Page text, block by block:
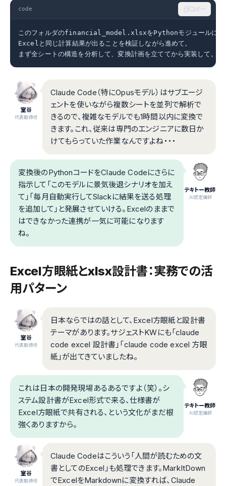
code コピー
このフォルダのfinancial_model.xlsxをPythonモジュールに変
Excelと同じ計算結果が出ることを検証しながら進めて。
まず全シートの構造を分析して、変換計画を立ててから実装して。
室谷
代表取締役
Claude Code（特にOpusモデル）はサブエージ
ェントを使いながら複数シートを並列で解析で
きるので、複雑なモデルでも1時間以内に変換で
きます。これ、従来は専門のエンジニアに数日か
けてもらっていた作業なんですよね・・・
テキトー教師
.AI認定講師
変換後のPythonコードをClaude Codeにさらに
指示して「このモデルに景気後退シナリオを加え
て」「毎月自動実行してSlackに結果を送る処理
を追加して」と発展させていける。Excelのままで
はできなかった連携が一気に可能になります
ね。
Excel方眼紙とxlsx設計書：実務での活
用パターン
室谷
代表取締役
日本ならではの話として、Excel方眼紙と設計書
テーマがあります。サジェストKWにも「claude
code excel 設計書」「claude code excel 方眼
紙」が出てきていましたね。
テキトー教師
.AI認定講師
これは日本の開発現場あるあるですよ（笑）。シ
ステム設計書がExcel形式で来る、仕様書が
Excel方眼紙で共有される、という文化がまだ根
強くありますから。
室谷
代表取締役
Claude Codeはこういう「人間が読むための文
書としてのExcel」も処理できます。MarkItDown
でExcelをMarkdownに変換すれば、Claude